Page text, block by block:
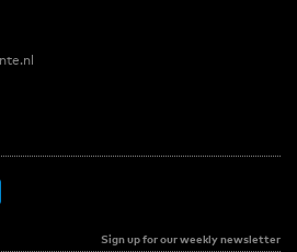
Sign up for our weekly newsletter